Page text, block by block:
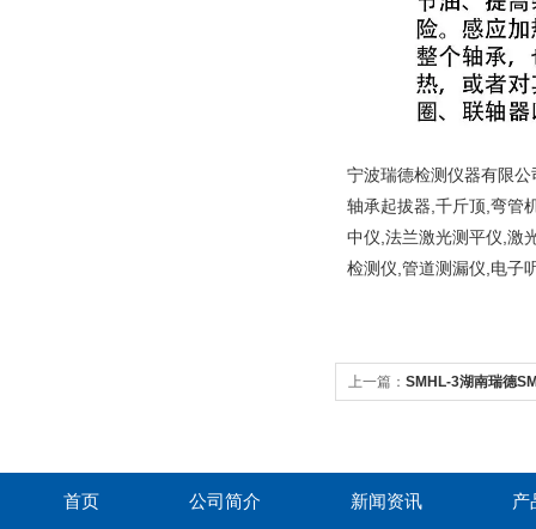
宁波瑞德检测仪器有限
轴承起拔器,千斤顶,弯管
中仪,法兰激光测平仪,激
检测仪,管道测漏仪,电子
上一篇： SMHL-3湖南瑞德
首页 公司简介 新闻资讯 产